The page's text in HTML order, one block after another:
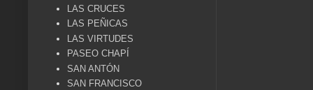
LAS CRUCES
LAS PEÑICAS
LAS VIRTUDES
PASEO CHAPÍ
SAN ANTÓN
SAN FRANCISCO